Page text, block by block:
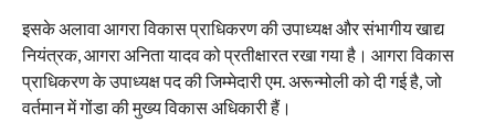
इसके अलावा आगरा विकास प्राधिकरण की उपाध्यक्ष और संभागीय खाद्य
नियंत्रक, आगरा अनिता यादव को प्रतीक्षारत रखा गया है। आगरा विकास
प्राधिकरण के उपाध्यक्ष पद की जिम्मेदारी एम. अरून्मोली को दी गई है, जो
वर्तमान में गोंडा की मुख्य विकास अधिकारी हैं।